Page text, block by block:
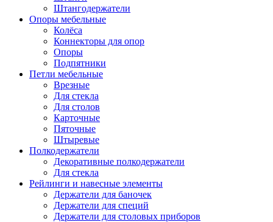
Штангодержатели
Опоры мебельные
Колёса
Коннекторы для опор
Опоры
Подпятники
Петли мебельные
Врезные
Для стекла
Для столов
Карточные
Пяточные
Штыревые
Полкодержатели
Декоративные полкодержатели
Для стекла
Рейлинги и навесные элементы
Держатели для баночек
Держатели для специй
Держатели для столовых приборов